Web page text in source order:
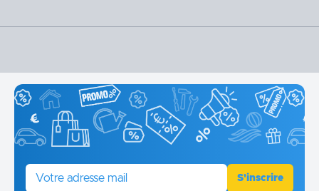
E-mail
S'inscrire